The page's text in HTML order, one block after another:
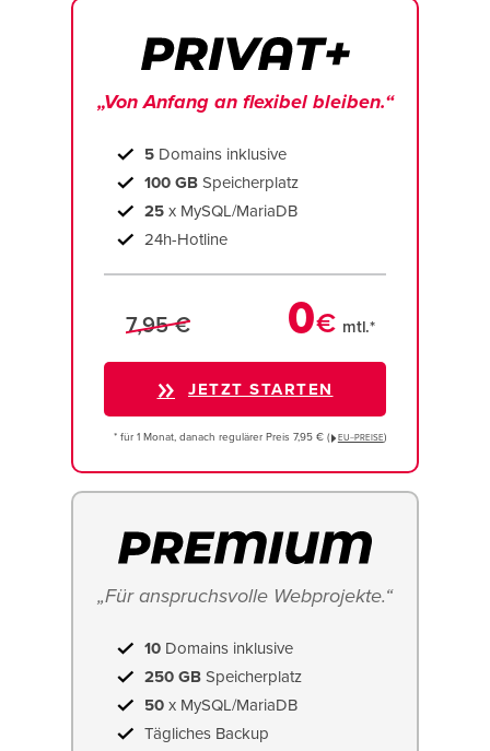
„Von Anfang an flexibel bleiben.“
5 Domains inklusive
100 GB Speicherplatz
25 x MySQL/MariaDB
24h-Hotline
7,95 € 0€ mtl.*
JETZT STARTEN
* für 1 Monat, danach regulärer Preis 7,95 € ( EU−PREISE)
„Für anspruchsvolle Webprojekte.“
10 Domains inklusive
250 GB Speicherplatz
50 x MySQL/MariaDB
Tägliches Backup